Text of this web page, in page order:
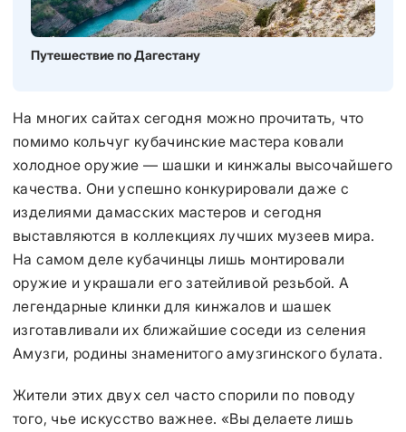
Путешествие по Дагестану
На многих сайтах сегодня можно прочитать, что
помимо кольчуг кубачинские мастера ковали
холодное оружие — шашки и кинжалы высочайшего
качества. Они успешно конкурировали даже с
изделиями дамасских мастеров и сегодня
выставляются в коллекциях лучших музеев мира.
На самом деле кубачинцы лишь монтировали
оружие и украшали его затейливой резьбой. А
легендарные клинки для кинжалов и шашек
изготавливали их ближайшие соседи из селения
Амузги, родины знаменитого амузгинского булата.
Жители этих двух сел часто спорили по поводу
того, чье искусство важнее. «Вы делаете лишь